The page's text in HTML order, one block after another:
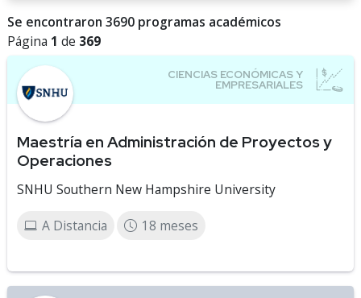
Se encontraron 3690 programas académicos
Página 1 de 369
Maestría en Administración de Proyectos y
Operaciones
SNHU Southern New Hampshire University
A Distancia 18 meses